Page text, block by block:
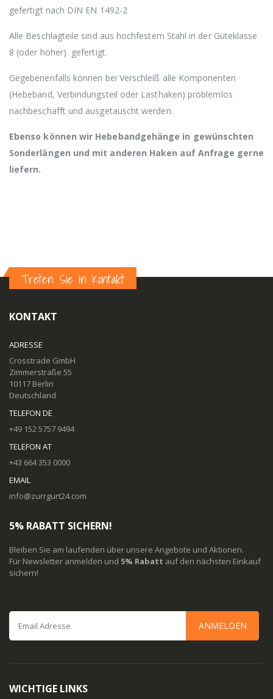
gefertigt nach DIN EN 1492-2
Alle Beschlagteile sind aus hochfestem Stahl in der Güteklasse
8 (oder höher) gefertigt.
Gegebenenfalls können bei Verschleiß alle Komponenten
(Hebeband, Verbindungsteil oder Lasthaken) problemlos
nachbeschafft und ausgetauscht werden.
Ebenso können wir Hebebandgehänge in gewünschten
Sonderlängen und mit anderen Haken auf Anfrage gerne
liefern.
Treten Sie in Kontakt
KONTAKT
ADRESSE
Crosstrade GmbH
Zimmerstraße 55
10117 Berlin
Deutschland
TELEFON DE
+49 152 5757 9494
TELEFON AT
+43 664 353 0000
EMAIL
info@zurrgurt24.com
5% RABATT SICHERN!
Bleiben Sie am laufenden über unsere Angebote und Aktionen.
Für Newsletter anmelden und 5% Rabatt auf den nächsten Einkauf
sichern!
ANMELDEN
WICHTIGE LINKS